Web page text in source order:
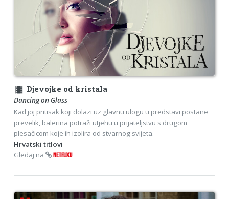
theaters Djevojke od kristala
Dancing on Glass
Kad joj pritisak koji dolazi uz glavnu ulogu u predstavi postane
prevelik, balerina potraži utjehu u prijateljstvu s drugom
plesačicom koje ih izolira od stvarnog svijeta.
Hrvatski titlovi
Gledaj na
NETFLIXU